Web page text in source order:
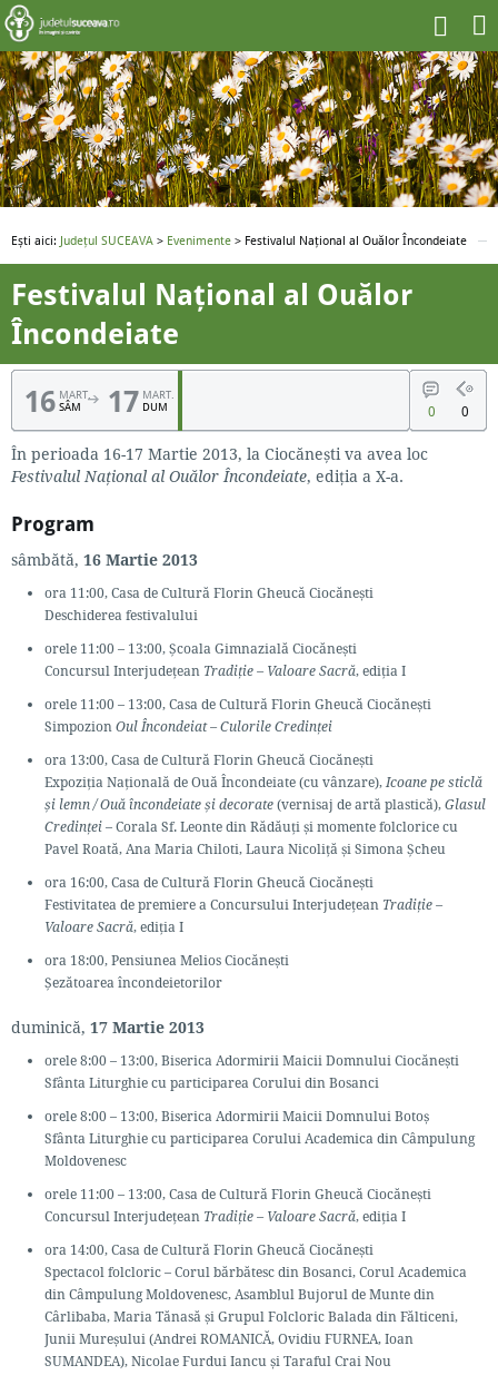
Ești aici: Județul SUCEAVA > Evenimente > Festivalul Național al Ouălor Încondeiate
Festivalul Național al Ouălor
Încondeiate
16 MART.
SÂM
17 MART.
DUM
0 0
În perioada 16-17 Martie 2013, la Ciocănești va avea loc
Festivalul Național al Ouălor Încondeiate, ediția a X-a.
Program
sâmbătă, 16 Martie 2013
ora 11:00, Casa de Cultură Florin Gheucă Ciocănești
Deschiderea festivalului
orele 11:00 – 13:00, Școala Gimnazială Ciocănești
Concursul Interjudețean Tradiție – Valoare Sacră, ediția I
orele 11:00 – 13:00, Casa de Cultură Florin Gheucă Ciocănești
Simpozion Oul Încondeiat – Culorile Credinței
ora 13:00, Casa de Cultură Florin Gheucă Ciocănești
Expoziția Națională de Ouă Încondeiate (cu vânzare), Icoane pe sticlă
și lemn / Ouă încondeiate și decorate (vernisaj de artă plastică), Glasul
Credinței – Corala Sf. Leonte din Rădăuți și momente folclorice cu
Pavel Roată, Ana Maria Chiloti, Laura Nicoliță și Simona Șcheu
ora 16:00, Casa de Cultură Florin Gheucă Ciocănești
Festivitatea de premiere a Concursului Interjudețean Tradiție –
Valoare Sacră, ediția I
ora 18:00, Pensiunea Melios Ciocănești
Șezătoarea încondeietorilor
duminică, 17 Martie 2013
orele 8:00 – 13:00, Biserica Adormirii Maicii Domnului Ciocănești
Sfânta Liturghie cu participarea Corului din Bosanci
orele 8:00 – 13:00, Biserica Adormirii Maicii Domnului Botoș
Sfânta Liturghie cu participarea Corului Academica din Câmpulung
Moldovenesc
orele 11:00 – 13:00, Casa de Cultură Florin Gheucă Ciocănești
Concursul Interjudețean Tradiție – Valoare Sacră, ediția I
ora 14:00, Casa de Cultură Florin Gheucă Ciocănești
Spectacol folcloric – Corul bărbătesc din Bosanci, Corul Academica
din Câmpulung Moldovenesc, Asamblul Bujorul de Munte din
Cârlibaba, Maria Tănasă și Grupul Folcloric Balada din Fălticeni,
Junii Mureșului (Andrei ROMANICĂ, Ovidiu FURNEA, Ioan
SUMANDEA), Nicolae Furdui Iancu și Taraful Crai Nou